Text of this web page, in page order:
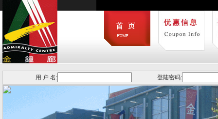
用 户 名: 登陆密码: